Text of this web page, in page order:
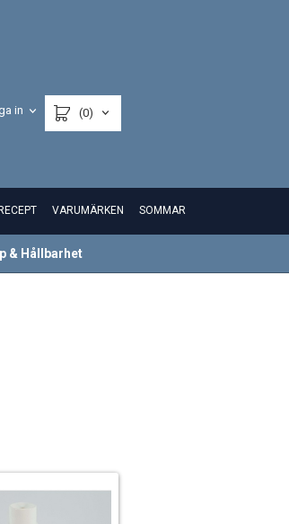
in (0)
RECEPT VARUMÄRKEN SOMMAR
& Hållbarhet